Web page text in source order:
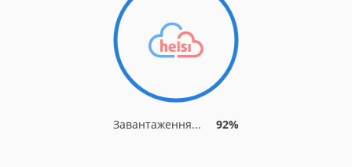
Завантаження... 92%